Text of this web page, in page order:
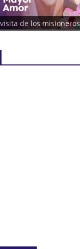
de los misioneros